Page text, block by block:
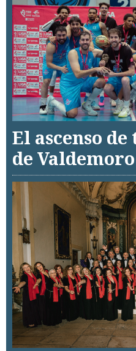
El ascenso
de Valdemoro